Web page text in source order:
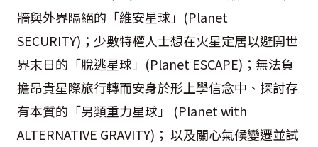
牆與外界隔絕的「維安星球」(Planet
SECURITY)；少數特權人士想在火星定居以避開世
界末日的「脫逃星球」(Planet ESCAPE)；無法負
擔昂貴星際旅行轉而安身於形上學信念中、探討存
有本質的「另類重力星球」 (Planet with
ALTERNATIVE GRAVITY)； 以及關心氣候變遷並試